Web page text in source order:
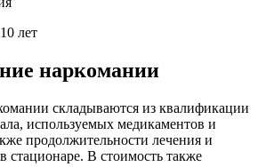
лет
наркомании
складываются из квалификации
используемых медикаментов и
продолжительности лечения и
стационаре. В стоимость также